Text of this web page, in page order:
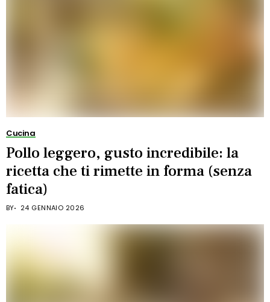
Cucina
Pollo leggero, gusto incredibile: la
ricetta che ti rimette in forma (senza
fatica)
BY 24 GENNAIO 2026